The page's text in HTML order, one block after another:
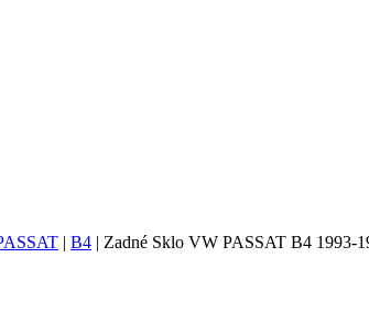
| B4 | Zadné Sklo VW PASSAT B4 1993-